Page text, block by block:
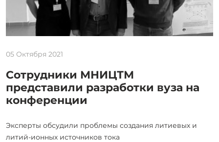
05 Октября 2021
Сотрудники МНИЦТМ
представили разработки вуза на
конференции
Эксперты обсудили проблемы создания литиевых и
литий-ионных источников тока